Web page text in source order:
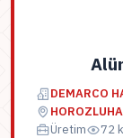
DEMARCO
Üretim
72